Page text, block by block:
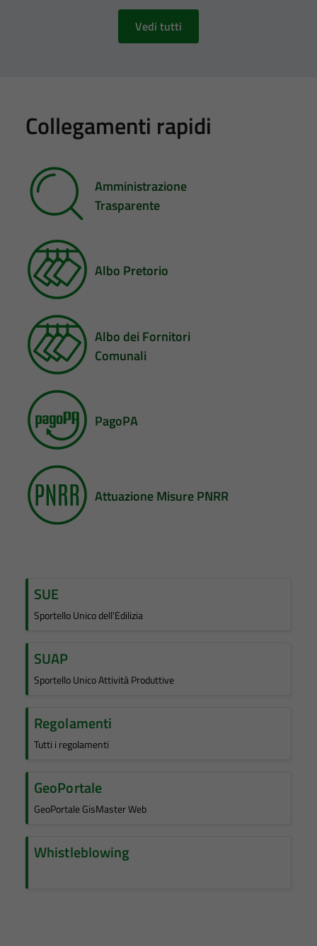
Vedi tutti
Collegamenti rapidi
Amministrazione
Trasparente
Albo Pretorio
Albo dei Fornitori
Comunali
PagoPA
Attuazione Misure PNRR
SUE
Sportello Unico dell'Edilizia
SUAP
Sportello Unico Attività Produttive
Regolamenti
Tutti i regolamenti
GeoPortale
GeoPortale GisMaster Web
Whistleblowing